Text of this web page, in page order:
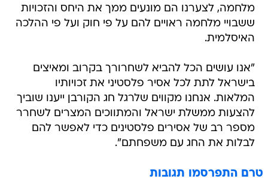
מלחמה, לצערנו הם מונעים ממך את היחס והזכויות
ששבויי מלחמה ראויים להם על פי חוק ועל פי ההלכה
האיסלמית.
"אנו עושים הכל להביא לשחרורך בקרוב ומאיצים
בישראל לתת לכל אסיר פלסטיני את זכויותיו
המלאות. אנחנו מקווים שלרגל חג הקורבן ייענו שוביך
להצעות ממשלת ישראל והמתווכים המצרים לשחרר
מספר רב של אסירים פלסטינים כדי לאפשר להם
לבלות את החג עם משפחתם".
טרם התפרסמו תגובות